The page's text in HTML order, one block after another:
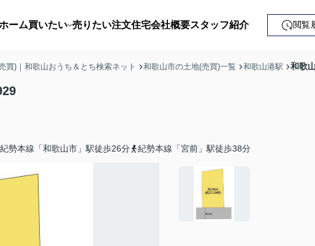
ーム買いたい
収益・事業用
売りたい注文住宅会社概要スタッフ紹介 閲覧
買)｜和歌山おうち＆とち検索ネット 和歌山市の土地(売買)一覧 和歌山港駅 和歌
紀勢本線「和歌山市」駅徒歩26分 紀勢本線「宮前」駅徒歩38分